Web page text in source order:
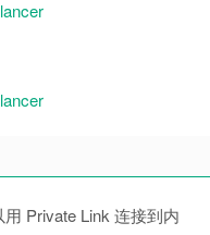
Private Link 连接到内